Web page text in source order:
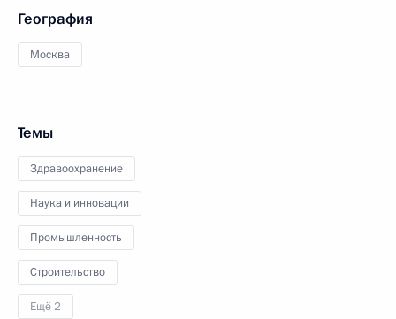
География
Москва
Темы
Здравоохранение
Наука и инновации
Промышленность
Строительство
Ещё 2